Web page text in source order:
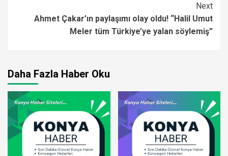
Next
Ahmet Çakar’ın paylaşımı olay oldu! “Halil Umut
Meler tüm Türkiye’ye yalan söylemiş”
Daha Fazla Haber Oku